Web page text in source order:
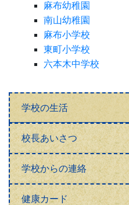
麻布幼稚園
南山幼稚園
麻布小学校
東町小学校
六本木中学校
学校の生活
校長あいさつ
学校からの連絡
健康カード